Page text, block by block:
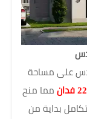
على مساحة
فدان
مما منح
بداية من